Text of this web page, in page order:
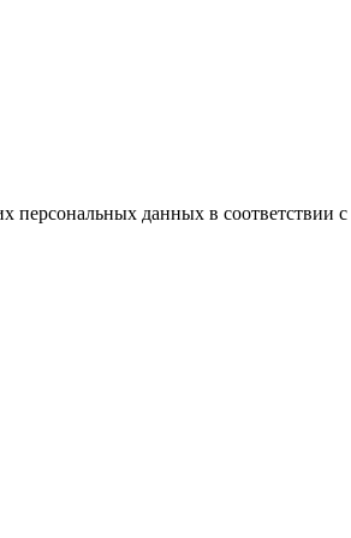
персональных данных в соответствии с